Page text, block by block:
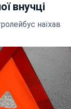
внучці
наїхав